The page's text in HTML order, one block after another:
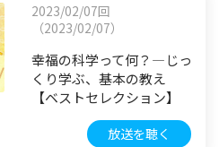
2023/02/07回
（2023/02/07）
幸福の科学って何？―じっ
くり学ぶ、基本の教え
【ベストセレクション】
放送を聴く